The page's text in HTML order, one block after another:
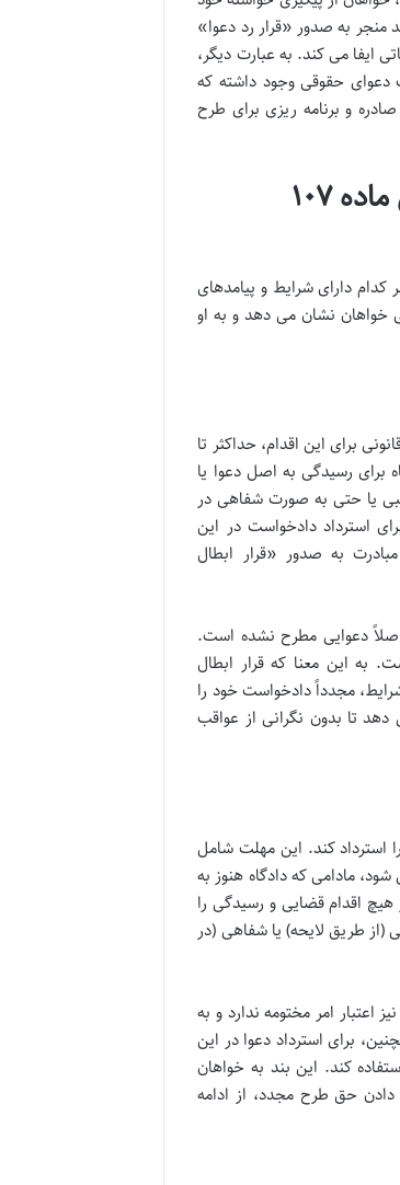
منجر به صدور «قرار رد دعوا»
ایفا می کند. به عبارت دیگر،
دعوای حقوقی وجود داشته که
و برنامه ریزی برای طرح
بررسی تفصیلی مراحل و آثار حقوقی استرداد بر اساس ماده ۱۰۷
کدام دارای شرایط و پیامدهای
خواهان نشان می دهد و به او
برای این اقدام، حداکثر تا
رسیدگی به اصل دعوا یا
یا حتی به صورت شفاهی در
استرداد دادخواست در این
به صدور «قرار ابطال
اصلاً دعوایی مطرح نشده است.
به این معنا که قرار ابطال
مجدداً دادخواست خود را
دهد تا بدون نگرانی از عواقب
استرداد کند. این مهلت شامل
مادامی که دادگاه هنوز به
اقدام قضایی و رسیدگی را
(از طریق لایحه) یا شفاهی (در
اعتبار امر مختومه ندارد و به
برای استرداد دعوا در این
کند. این بند به خواهان
حق طرح مجدد، از ادامه